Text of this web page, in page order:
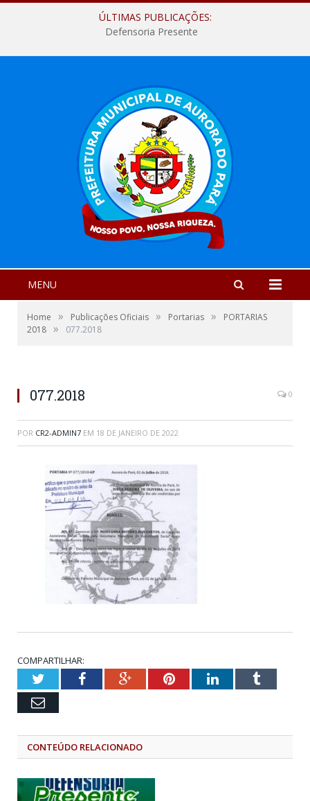
ÚLTIMAS PUBLICAÇÕES:
Defensoria Presente
MENU
Home » Publicações Oficiais » Portarias »
PORTARIAS
2018 » 077.2018
077.2018 0
POR CR2-ADMIN7 EM 18 DE JANEIRO DE 2022
COMPARTILHAR:
TwitterFacebookGoogle+PinterestLinkedInTumblr
Email
CONTEÚDO RELACIONADO